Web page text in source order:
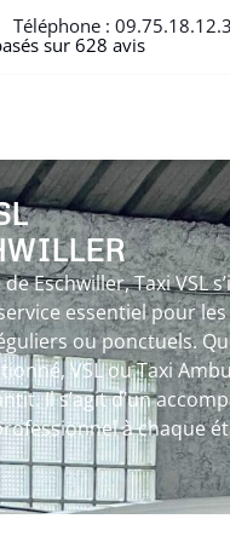
Téléphone :
sur 628 avis
Eschwiller, Taxi VSL
essentiel pour
ou ponctuels.
VSL ou Taxi
Il s’agit d’un
à chaque